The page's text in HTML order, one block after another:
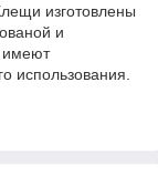
изготовлены
и
имеют
использования.